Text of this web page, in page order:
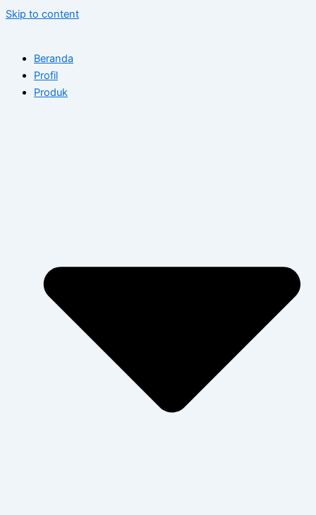
Skip to content
Beranda
Profil
Produk